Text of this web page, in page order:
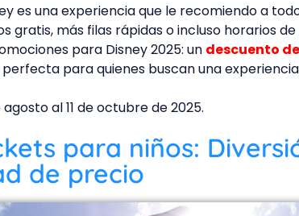
es una experiencia que le recomiendo a
gratis, más filas rápidas o incluso horarios
para Disney 2025: un descuento
para quienes buscan una
agosto al 11 de octubre de 2025.
para niños:
de precio